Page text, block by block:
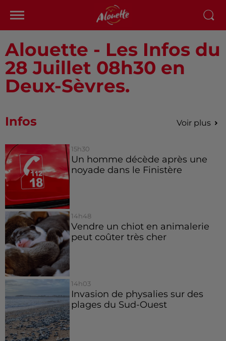
Alouette - Les Infos du
28 Juillet 08h30 en
Deux-Sèvres.
Infos Voir plus
15h30
Un homme décède après une
noyade dans le Finistère
14h48
Vendre un chiot en animalerie
peut coûter très cher
14h03
Invasion de physalies sur des
plages du Sud-Ouest